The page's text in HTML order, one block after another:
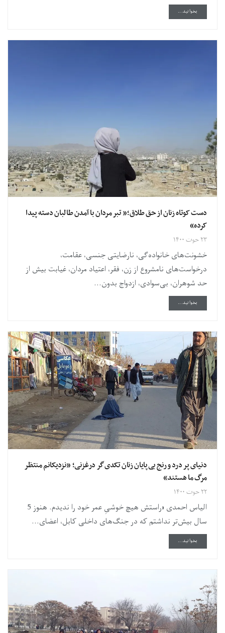
بخوانید...
دست کوتاه زنان از حق طلاق؛« تبر مردان با آمدن طالبان دسته پیدا
کرده»
۲۳ حوت ۱۴۰۰
خشونت‌های خانواده‌گی، نارضایتی جنسی، عقامت،
درخواست‌های نامشروع از زن، فقر، اعتیاد مردان، غیابت بیش از
حد شوهران، بی‌سوادی، ازدواج بدون...
بخوانید...
دنیای پر درد و رنج بی‌پایان زنان تکدی‌گر درغزنی؛ «نزدیکانم منتظر
مرگ ما هستند»
۲۲ حوت ۱۴۰۰
الیاس احمدی «راستش هیچ خوشیِ عمر خود را ندیدم. هنوز 5
سال بیش‌تر نداشتم که در جنگ‌های داخلی کابل، اعضای...
بخوانید...